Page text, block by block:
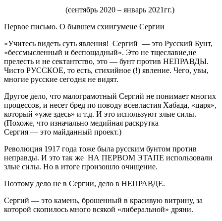
(сентябрь 2020 – январь 2021гг.)
Первое письмо. О бывшем схиигумене Сергии
«Учитесь видеть суть явления! Сергий — это Русский Бунт,
«бессмысленный и беспощадный». Это не тщеславие,не
прелесть и не сектантство, это — бунт против НЕПРАВДЫ.
Чисто РУССКОЕ, то есть, стихийное (!) явление. Чего, увы,
многие русские сегодня не видят.
Другое дело, что малограмотный Сергий не понимает многих
процессов, и несет бред по поводу всевластия Хабада, «царя»,
который «уже здесь» и т.д. И это используют злые силы.
(Похоже, что изначально медийная раскрутка
Сергия — это майданный проект.)
Революция 1917 года тоже была русским бунтом против
неправды. И это так же НА ПЕРВОМ ЭТАПЕ использовали
злые силы. Но в итоге произошло очищение.
Поэтому дело не в Сергии, дело в НЕПРАВДЕ.
Сергий — это камень, брошенный в красивую витрину, за
которой скопилось много всякой «либеральной» дряни.